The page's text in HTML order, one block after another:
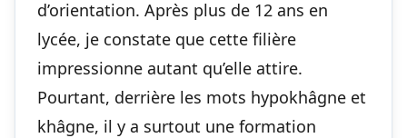
d’orientation. Après plus de 12 ans en
lycée, je constate que cette filière
impressionne autant qu’elle attire.
Pourtant, derrière les mots hypokhâgne et
khâgne, il y a surtout une formation